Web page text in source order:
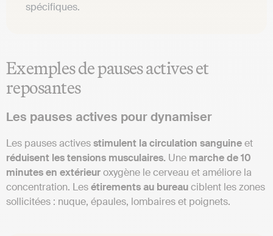
spécifiques.
Exemples de pauses actives et
reposantes
Les pauses actives pour dynamiser
Les pauses activesstimulent la circulation sanguineet
réduisent les tensions musculaires. Une marche de 10
minutes en extérieuroxygène le cerveau et améliore la
concentration. Lesétirements au bureauciblent les zones
sollicitées : nuque, épaules, lombaires et poignets.